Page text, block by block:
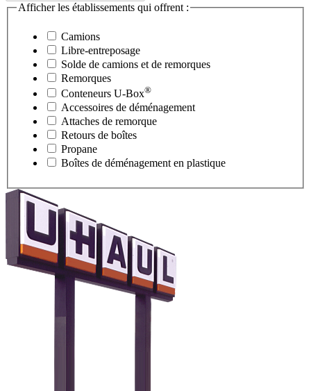
Afficher les établissements qui offrent :
Camions
Libre-entreposage
Solde de camions et de remorques
Remorques
Conteneurs U-Box®
Accessoires de déménagement
Attaches de remorque
Retours de boîtes
Propane
Boîtes de déménagement en plastique